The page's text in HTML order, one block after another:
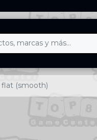
flat (smooth)